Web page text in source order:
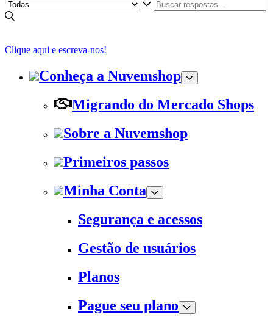
Clique aqui e escreva-nos!
Conheça a Nuvemshop
Migrando do Mercado Shops
Sobre a Nuvemshop
Primeiros passos
Minha Conta
Segurança e acessos
Gestão de usuários
Planos
Pague seu plano